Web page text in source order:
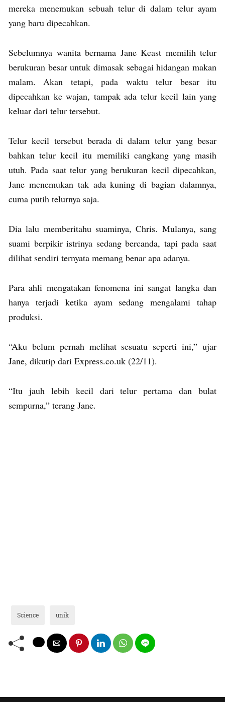
mereka menemukan sebuah telur di dalam telur ayam
yang baru dipecahkan.
Sebelumnya wanita bernama Jane Keast memilih telur
berukuran besar untuk dimasak sebagai hidangan makan
malam. Akan tetapi, pada waktu telur besar itu
dipecahkan ke wajan, tampak ada telur kecil lain yang
keluar dari telur tersebut.
Telur kecil tersebut berada di dalam telur yang besar
bahkan telur kecil itu memiliki cangkang yang masih
utuh. Pada saat telur yang berukuran kecil dipecahkan,
Jane menemukan tak ada kuning di bagian dalamnya,
cuma putih telurnya saja.
Dia lalu memberitahu suaminya, Chris. Mulanya, sang
suami berpikir istrinya sedang bercanda, tapi pada saat
dilihat sendiri ternyata memang benar apa adanya.
Para ahli mengatakan fenomena ini sangat langka dan
hanya terjadi ketika ayam sedang mengalami tahap
produksi.
“Aku belum pernah melihat sesuatu seperti ini,” ujar
Jane, dikutip dari Express.co.uk (22/11).
“Itu jauh lebih kecil dari telur pertama dan bulat
sempurna,” terang Jane.
Science unik